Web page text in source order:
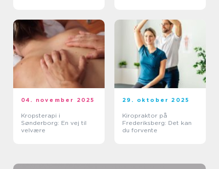
04. november 2025
Kropsterapi i
Sønderborg: En vej til
velvære
29. oktober 2025
Kiropraktor på
Frederiksberg: Det kan
du forvente